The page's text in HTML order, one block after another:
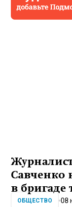
Савченко
в бригаде
ОБЩЕСТВО 08